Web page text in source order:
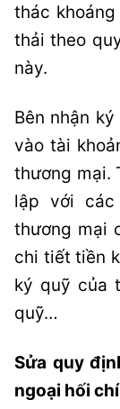
thác
thải theo
này.
Bên nhận
vào tài
thương mại.
lập với các
thương mại
chi tiết tiền
ký quỹ của
quỹ…
Sửa quy
ngoại hối